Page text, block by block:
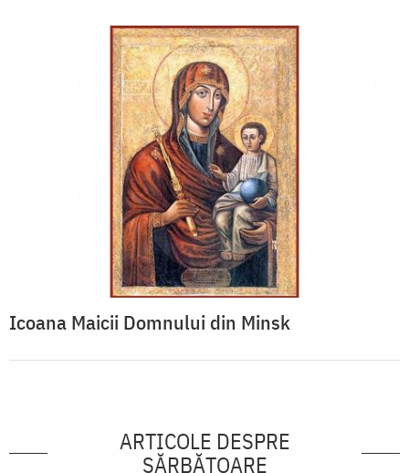
Icoana Maicii Domnului din Minsk
ARTICOLE DESPRE
SĂRBĂTOARE